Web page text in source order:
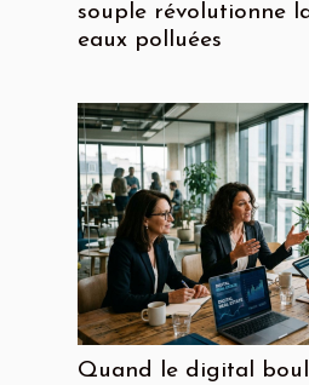
souple révolutionne
eaux polluées
Quand le digital